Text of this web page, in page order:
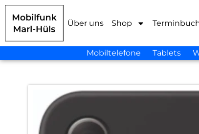
Über uns Shop
Mobiltelefone Tablets